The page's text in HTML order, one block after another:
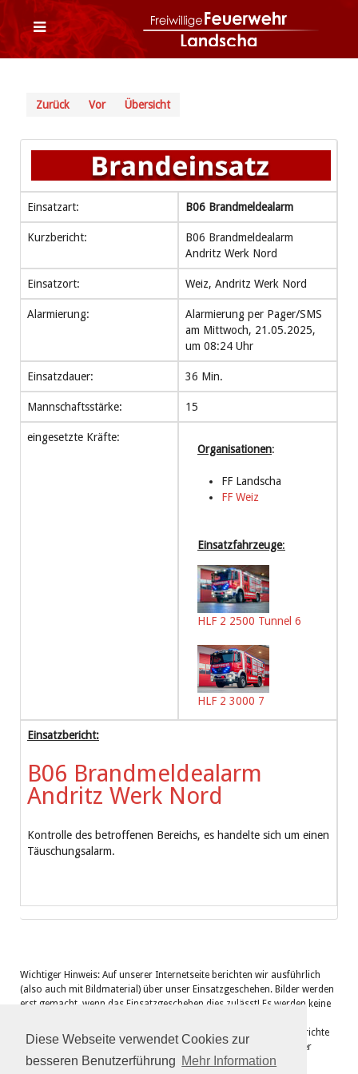
Diese Webseite verwendet Cookies zur
besseren Benutzerführung Mehr Information
Zurück Vor Übersicht
Einsatzart: B06 Brandmeldealarm
Kurzbericht:
B06 Brandmeldealarm
Andritz Werk Nord
Einsatzort: Weiz, Andritz Werk Nord
Alarmierung:
Alarmierung per Pager/SMS
am Mittwoch, 21.05.2025,
um 08:24 Uhr
Einsatzdauer: 36 Min.
Mannschaftsstärke: 15
eingesetzte Kräfte:
Organisationen:
FF Landscha
FF Weiz
Einsatzfahrzeuge:
HLF 2 2500 Tunnel 6
HLF 2 3000 7
Einsatzbericht:
B06 Brandmeldealarm
Andritz Werk Nord
Kontrolle des betroffenen Bereichs, es handelte sich um einen
Täuschungsalarm.
Wichtiger Hinweis: Auf unserer Internetseite berichten wir ausführlich
(also auch mit Bildmaterial) über unser Einsatzgeschehen. Bilder werden
erst gemacht, wenn das Einsatzgeschehen dies zulässt! Es werden keine
Sollten Sie Einwände gegen die hier veröffentlichen Fotos oder Berichte
haben, wenden Sie sich bitte vertrauensvoll an das Kommando der
Freiwilligen Feuerwehr Landscha (kdo.026@bfvwz.steiermark.at